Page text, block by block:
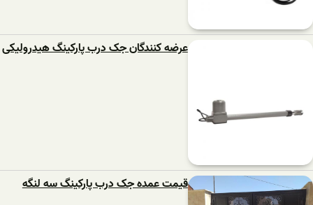
عرضه کنندگان جک درب پارکینگ هیدرولیکی
قیمت عمده جک درب پارکینگ سه لنگه